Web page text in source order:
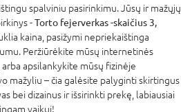
spalviniu pasirinkimu. Jūsų ir mažųjų
-Torto fejerverkas -skaičius 3,
kaina, pasižymi nepriekaištinga
Peržiūrėkite mūsų internetinės
apsilankykite mūsų fizinėje
mažyliu – čia galėsite palyginti skirtingus
bei dizainus ir išsirinkti prekę, labiausiai
vaikui!